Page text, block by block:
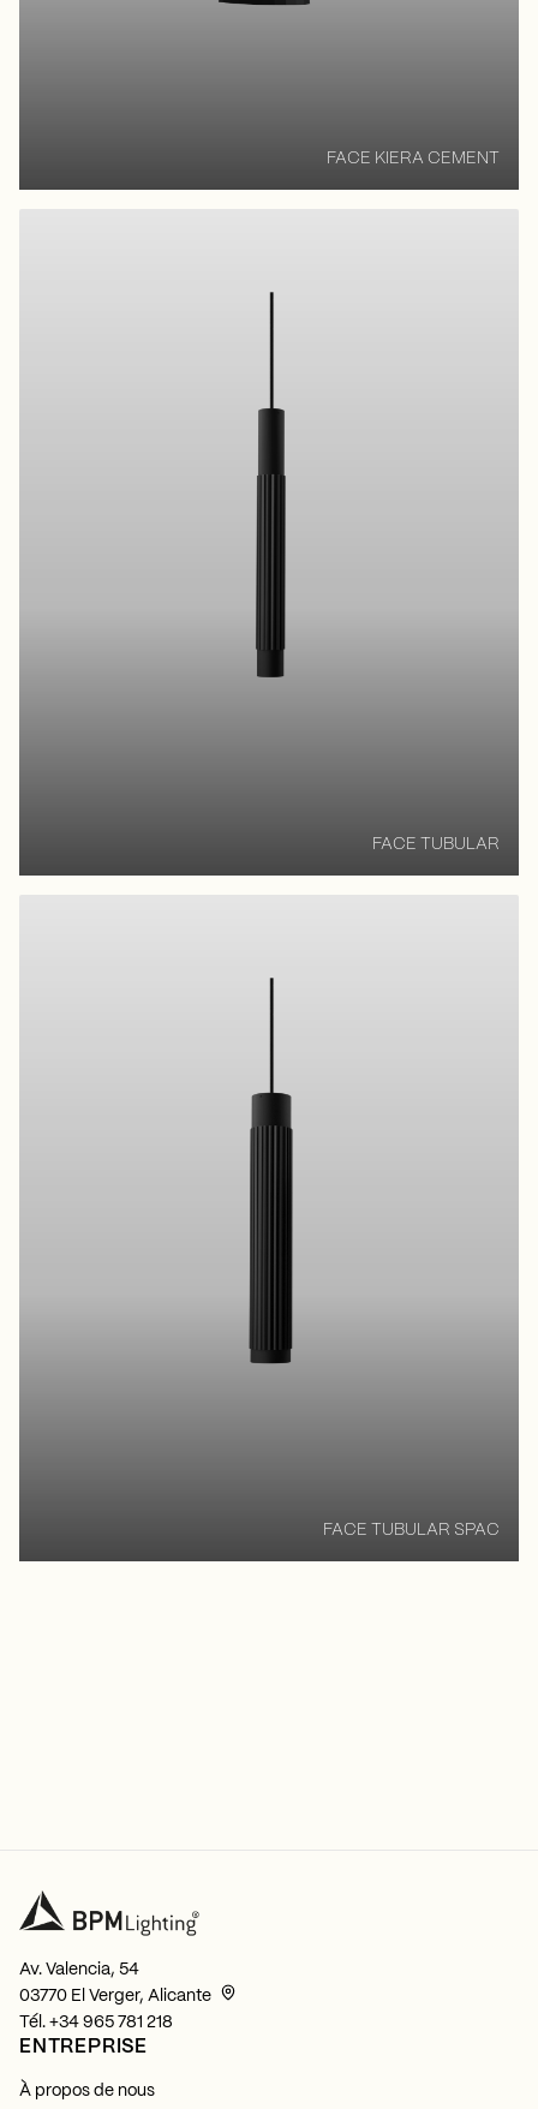
FACE KIERA CEMENT
FACE TUBULAR
FACE TUBULAR SPAC
Av. Valencia, 54
03770 El Verger, Alicante
Tél. +34 965 781 218
ENTREPRISE
À propos de nous